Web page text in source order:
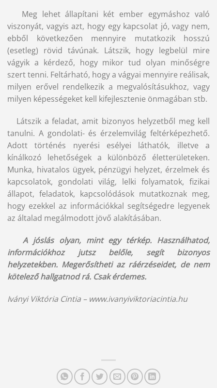
Meg lehet állapítani két ember egymáshoz való
viszonyát, vagyis azt, hogy egy kapcsolat jó, vagy nem,
ebből következően mennyire mutatkozik hosszú
(esetleg) rövid távúnak. Látszik, hogy legbelül mire
vágyik a kérdező, hogy mikor tud olyan minőségre
szert tenni. Feltárható, hogy a vágyai mennyire reálisak,
milyen erővel rendelkezik a megvalósításukhoz, vagy
milyen képességeket kell kifejlesztenie önmagában stb.
Látszik a feladat, amit bizonyos helyzetből meg kell
tanulni. A gondolati- és érzelemvilág feltérképezhető.
Adott történés nyerési esélyei láthatók, illetve a
kínálkozó lehetőségek a különböző életterületeken.
Munka, hivatalos ügyek, pénzügyi helyzet, érzelmek és
kapcsolatok, gondolati világ, lelki folyamatok, fizikai
állapot, feladatok, kapcsolódások mutatkoznak meg,
hogy ezekkel az információkkal segítségedre legyenek
az általad megálmodott jövő alakításában.
A jóslás olyan, mint egy térkép. Használhatod,
információkhoz jutsz belőle, segít bizonyos
helyzetekben. Megerősítheti az ráérzéseidet, de nem
kötelező hallgatnod rá. Csak érdemes.
Iványi Viktória Cintia – www.ivanyiviktoriacintia.hu